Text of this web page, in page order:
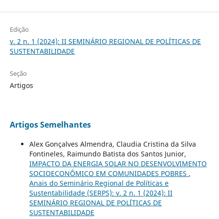
Edição
v. 2 n. 1 (2024): II SEMINÁRIO REGIONAL DE POLÍTICAS DE
SUSTENTABILIDADE
Seção
Artigos
Artigos Semelhantes
Alex Gonçalves Almendra, Claudia Cristina da Silva
Fontineles, Raimundo Batista dos Santos Junior,
IMPACTO DA ENERGIA SOLAR NO DESENVOLVIMENTO
SOCIOECONÔMICO EM COMUNIDADES POBRES ,
Anais do Seminário Regional de Políticas e
Sustentabilidade (SERPS): v. 2 n. 1 (2024): II
SEMINÁRIO REGIONAL DE POLÍTICAS DE
SUSTENTABILIDADE